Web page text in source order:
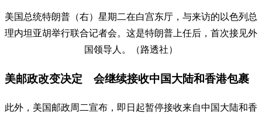
美国总统特朗普（右）星期二在白宫东厅，与来访的以色列总
理内坦亚胡举行联合记者会。这是特朗普上任后，首次接见外
国领导人。（路透社）
美邮政改变决定 会继续接收中国大陆和香港包裹
此外，美国邮政周二宣布，即日起暂停接收来自中国大陆和香